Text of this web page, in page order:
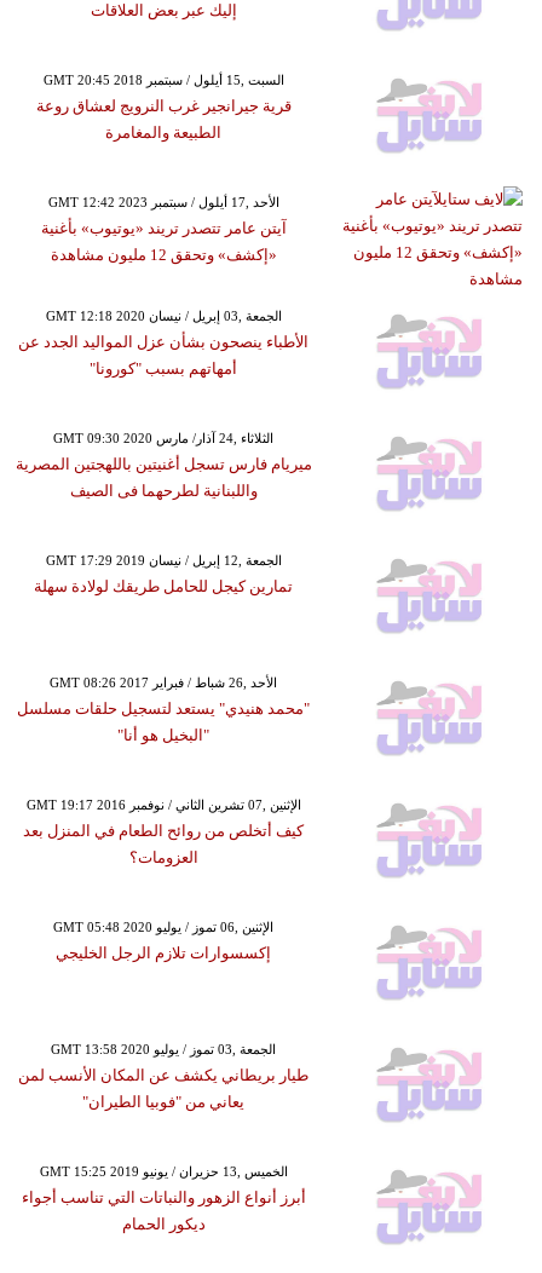
إليك عبر بعض العلاقات
GMT 20:45 2018 السبت ,15 أيلول / سبتمبر
قرية جيرانجير غرب النرويج لعشاق روعة
الطبيعة والمغامرة
GMT 12:42 2023 الأحد ,17 أيلول / سبتمبر
آيتن عامر تتصدر تريند «يوتيوب» بأغنية
«إكشف» وتحقق 12 مليون مشاهدة
GMT 12:18 2020 الجمعة ,03 إبريل / نيسان
الأطباء ينصحون بشأن عزل المواليد الجدد عن
أمهاتهم بسبب "كورونا"
GMT 09:30 2020 الثلاثاء ,24 آذار/ مارس
ميريام فارس تسجل أغنيتين باللهجتين المصرية
واللبنانية لطرحهما فى الصيف
GMT 17:29 2019 الجمعة ,12 إبريل / نيسان
تمارين كيجل للحامل طريقك لولادة سهلة
GMT 08:26 2017 الأحد ,26 شباط / فبراير
"محمد هنيدي" يستعد لتسجيل حلقات مسلسل
"البخيل هو أنا"
GMT 19:17 2016 الإثنين ,07 تشرين الثاني / نوفمبر
كيف أتخلص من روائح الطعام في المنزل بعد
العزومات؟
GMT 05:48 2020 الإثنين ,06 تموز / يوليو
إكسسوارات تلازم الرجل الخليجي
GMT 13:58 2020 الجمعة ,03 تموز / يوليو
طيار بريطاني يكشف عن المكان الأنسب لمن
يعاني من "فوبيا الطيران"
GMT 15:25 2019 الخميس ,13 حزيران / يونيو
أبرز أنواع الزهور والنباتات التي تناسب أجواء
ديكور الحمام